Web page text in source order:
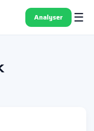
Analyser ☰